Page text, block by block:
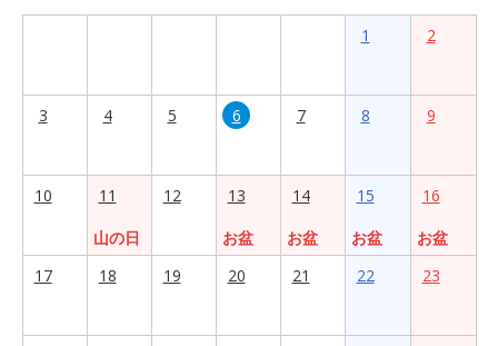
1 2
3 4 5 6 7 8 9
10
11
山の日
12
13
お盆
14
お盆
15
お盆
16
お盆
17
18 19 20 21 22 23